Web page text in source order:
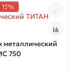
15%
металлический
750